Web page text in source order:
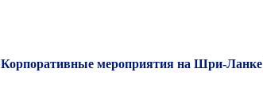
Корпоративные мероприятия на Шри-Ланке